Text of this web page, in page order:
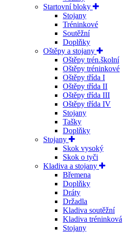
Startovní bloky
Stojany
Tréninkové
Soutěžní
Doplňky
Oštěpy a stojany
Oštěpy trén.školní
Oštěpy tréninkové
Oštěpy třída I
Oštěpy třída II
Oštěpy třída III
Oštěpy třída IV
Stojany
Tašky
Doplňky
Stojany
Skok vysoký
Skok o tyči
Kladiva a stojany
Břemena
Doplňky
Dráty
Držadla
Kladiva soutěžní
Kladiva tréninková
Stojany